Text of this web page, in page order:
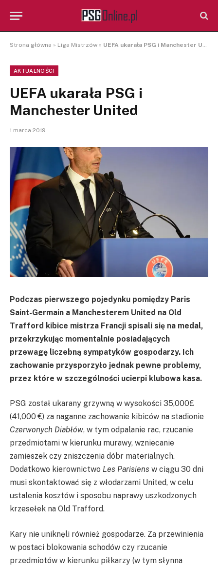
Strona główna » Liga Mistrzów » UEFA ukarała PSG i Manchester United
AKTUALNOŚCI
UEFA ukarała PSG i
Manchester United
1 marca 2019
Podczas pierwszego pojedynku pomiędzy Paris
Saint-Germain a Manchesterem United na Old
Trafford kibice mistrza Francji spisali się na medal,
przekrzykując momentalnie posiadających
przewagę liczebną sympatyków gospodarzy. Ich
zachowanie przysporzyło jednak pewne problemy,
przez które w szczególności ucierpi klubowa kasa.
PSG został ukarany grzywną w wysokości 35,000£
(41,000 €) za naganne zachowanie kibiców na stadionie
Czerwonych Diabłów, w tym odpalanie rac, rzucanie
przedmiotami w kierunku murawy, wzniecanie
zamieszek czy zniszczenia dóbr materialnych.
Dodatkowo kierownictwo Les Parisiens w ciągu 30 dni
musi skontaktować się z włodarzami United, w celu
ustalenia kosztów i sposobu naprawy uszkodzonych
krzesełek na Old Trafford.
Kary nie uniknęli również gospodarze. Za przewinienia
w postaci blokowania schodów czy rzucanie
przedmiotów w kierunku piłkarzy (w tym słynna